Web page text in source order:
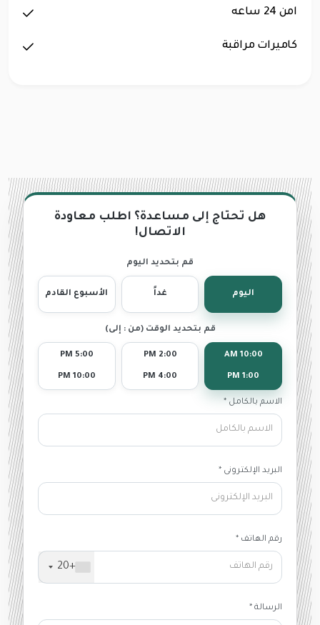
امن 24 ساعه
كاميرات مراقبة
هل تحتاج إلى مساعدة؟ اطلب معاودة
الاتصال!
قم بتحديد اليوم
اليوم غداً الأسبوع القادم
قم بتحديد الوقت (من : إلى)
10:00 AM
1:00 PM
2:00 PM
4:00 PM
5:00 PM
10:00 PM
الاسم بالكامل *
البريد الإلكترونى *
رقم الهاتف *
+20
الرسالة *